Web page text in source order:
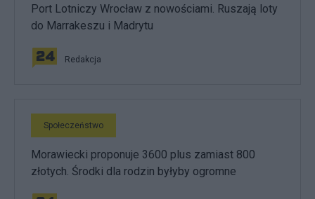
Port Lotniczy Wrocław z nowościami. Ruszają loty
do Marrakeszu i Madrytu
Redakcja
Społeczeństwo
Morawiecki proponuje 3600 plus zamiast 800
złotych. Środki dla rodzin byłyby ogromne